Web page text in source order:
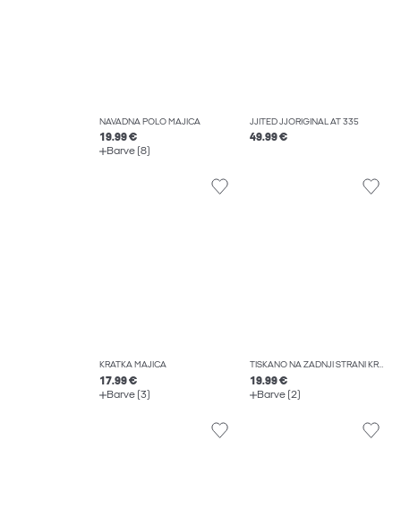
NAVADNA POLO MAJICA
19.99 €
Barve (8)
JJITED JJORIGINAL AT 335
49.99 €
KRATKA MAJICA
17.99 €
Barve (3)
TISKANO NA ZADNJI STRANI KRATKA MAJICA
19.99 €
Barve (2)